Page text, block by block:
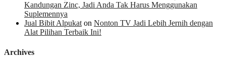
Kandungan Zinc, Jadi Anda Tak Harus Menggunakan
Suplemennya
Jual Bibit Alpukat on Nonton TV Jadi Lebih Jernih dengan
Alat Pilihan Terbaik Ini!
Archives